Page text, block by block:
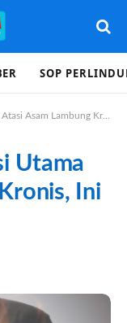
SOP
Kronis, Ini Penjelasan Ahli
Utama
Ini